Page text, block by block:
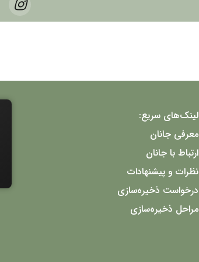
لینک‌های سریع:
معرفی جانان
ارتباط با جانان
نظرات و پیشنهادات
درخواست ذخیره‌سازی
مراحل ذخیره‌سازی